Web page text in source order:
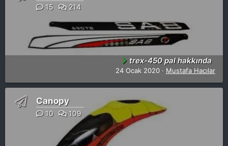
15 214
trex-450 pal hakkında
24 Ocak 2020 Mustafa Hacılar
Canopy
10 109